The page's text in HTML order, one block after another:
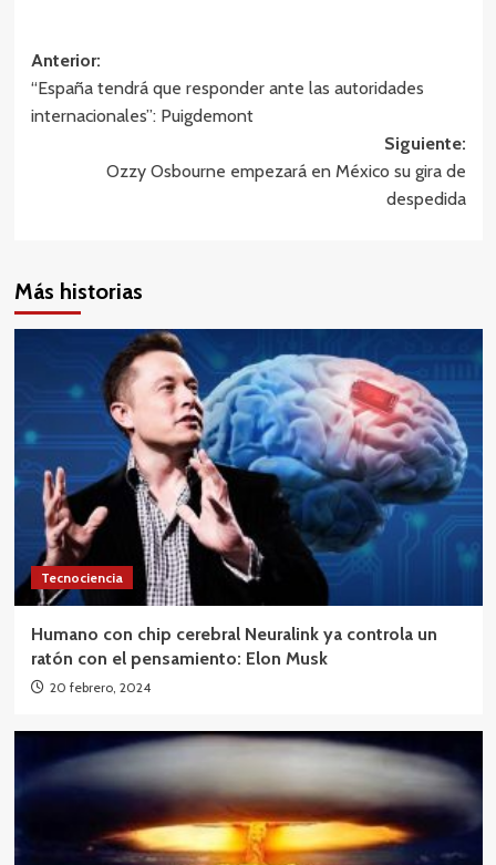
Navegación
de
Anterior:
“España tendrá que responder ante las autoridades
internacionales”: Puigdemont
Siguiente:
Ozzy Osbourne empezará en México su gira de
despedida
Más historias
Tecnociencia
Humano con chip cerebral Neuralink ya controla un
ratón con el pensamiento: Elon Musk
20 febrero, 2024